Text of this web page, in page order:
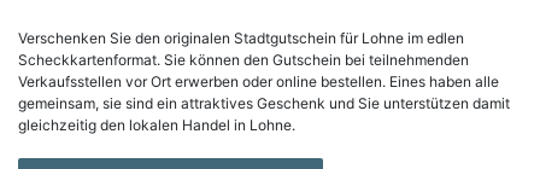
Verschenken Sie den originalen Stadtgutschein für Lohne im edlen
Scheckkartenformat. Sie können den Gutschein bei teilnehmenden
Verkaufsstellen vor Ort erwerben oder online bestellen. Eines haben alle
gemeinsam, sie sind ein attraktives Geschenk und Sie unterstützen damit
gleichzeitig den lokalen Handel in Lohne.